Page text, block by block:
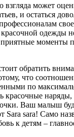
взгляда может
и остаться
одежды
моменты
обратить
что
по
красочные наряды,
Ваш малыш
Sara sara! Само
к детям –